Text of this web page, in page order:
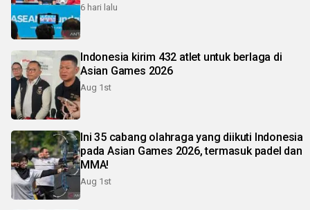
6 hari lalu
Indonesia kirim 432 atlet untuk berlaga di
Asian Games 2026
Aug 1st
Ini 35 cabang olahraga yang diikuti Indonesia
pada Asian Games 2026, termasuk padel dan
MMA!
Aug 1st